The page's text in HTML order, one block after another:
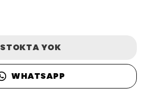
STOKTA YOK
WHATSAPP